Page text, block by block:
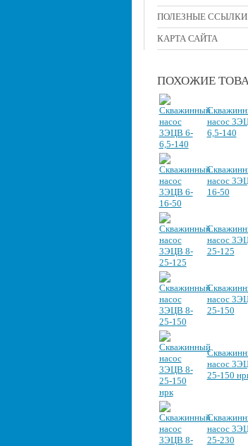
ПОЛЕЗНЫЕ ССЫЛКИ
КАРТА САЙТА
ПОХОЖИЕ
насос
6,5-140
насос
16-50
насос
25-125
насос
25-150
насос
25-150
насос
25-230